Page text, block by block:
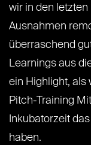
wir in den
Ausnahmen
überraschend
Learnings aus
ein Highlight, als
Pitch-Training
Inkubatorzeit
haben.